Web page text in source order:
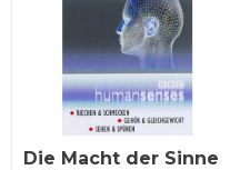
Die Macht der Sinne